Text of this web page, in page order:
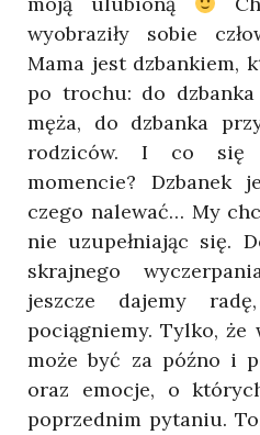
wyobraziły sobie
Mama jest dzbankiem,
po trochu: do
męża, do dzbanka
rodziców. I co się
momencie?
czego nalewać… My
nie uzupełniając się.
skrajnego
jeszcze dajemy
pociągniemy. Tylko, że
może być za późno i
oraz emocje, o
poprzednim pytaniu.